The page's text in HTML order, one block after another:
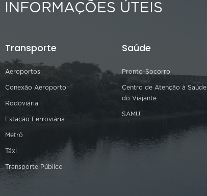
INFORMAÇÕES ÚTEIS
Transporte
Aeroportos
Conexão Aeroporto
Rodoviária
Estação Ferroviária
Metrô
Táxi
Transporte Público
Saúde
Pronto-Socorro
Centro de Atenção à Saúde
do Viajante
SAMU